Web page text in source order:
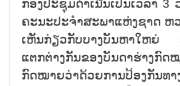
ກອງປະຊຸມດຳເນີນເປັນເວລາ 3
ຄະນະປະຈຳສະພາແຫ່ງຊາດ ຫ
ເຫັນກ່ຽວກັບບາງບັນຫາໃຫຍ່
ແຕກຕ່າງກັນຂອງບັນດາຮ່າງກົດ
ກົດໝາຍວ່າດ້ວຍການປ້ອງກັນທາ